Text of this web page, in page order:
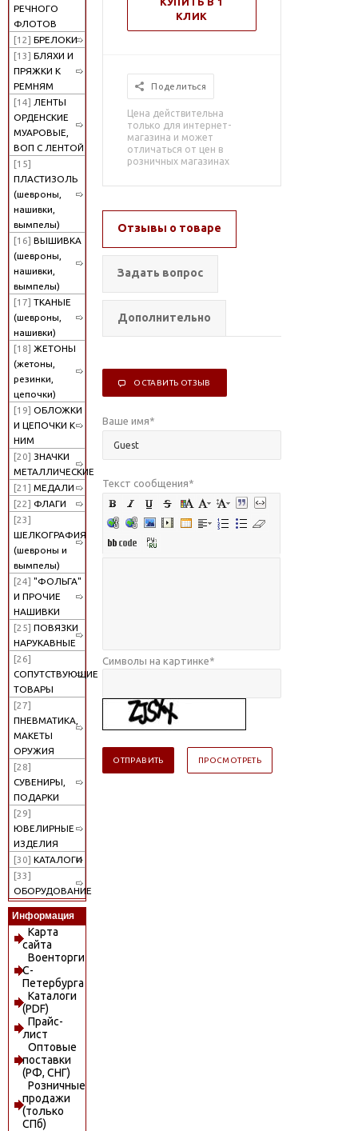
РЕЧНОГО
ФЛОТОВ
[12] БРЕЛОКИ
[13] БЛЯХИ И
ПРЯЖКИ К
РЕМНЯМ
[14] ЛЕНТЫ
ОРДЕНСКИЕ
МУАРОВЫЕ,
ВОП С ЛЕНТОЙ
[15]
ПЛАСТИЗОЛЬ
(шевроны,
нашивки,
вымпелы)
[16] ВЫШИВКА
(шевроны,
нашивки,
вымпелы)
[17] ТКАНЫЕ
(шевроны,
нашивки)
[18] ЖЕТОНЫ
(жетоны,
резинки,
цепочки)
[19] ОБЛОЖКИ
И ЦЕПОЧКИ К
НИМ
[20] ЗНАЧКИ
МЕТАЛЛИЧЕСКИЕ
[21] МЕДАЛИ
[22] ФЛАГИ
[23]
ШЕЛКОГРАФИЯ
(шевроны и
вымпелы)
[24] "ФОЛЬГА"
И ПРОЧИЕ
НАШИВКИ
[25] ПОВЯЗКИ
НАРУКАВНЫЕ
[26]
СОПУТСТВУЮЩИЕ
ТОВАРЫ
[27]
ПНЕВМАТИКА,
МАКЕТЫ
ОРУЖИЯ
[28]
СУВЕНИРЫ,
ПОДАРКИ
[29]
ЮВЕЛИРНЫЕ
ИЗДЕЛИЯ
[30] КАТАЛОГИ
[33]
ОБОРУДОВАНИЕ
Информация
Карта
сайта
Военторги
С-
Петербурга
Каталоги
(PDF)
Прайс-
лист
Оптовые
поставки
(РФ, СНГ)
Розничные
продажи
(только
СПб)
КЛИК
Поделиться
Цена действительна
только для интернет-
магазина и может
отличаться от цен в
розничных магазинах
Отзывы о товаре
Задать вопрос
Дополнительно
ОСТАВИТЬ ОТЗЫВ
Ваше имя*
Текст сообщения*
Символы на картинке*